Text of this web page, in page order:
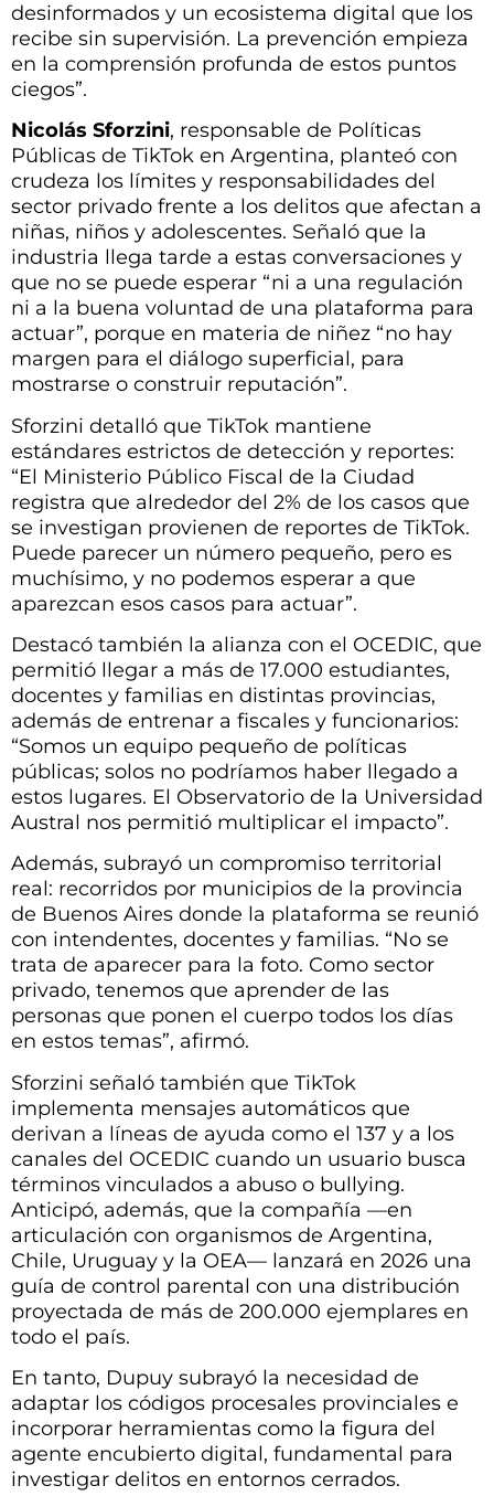
desinformados y un ecosistema digital que los
recibe sin supervisión. La prevención empieza
en la comprensión profunda de estos puntos
ciegos”.
Nicolás Sforzini, responsable de Políticas
Públicas de TikTok en Argentina, planteó con
crudeza los límites y responsabilidades del
sector privado frente a los delitos que afectan a
niñas, niños y adolescentes. Señaló que la
industria llega tarde a estas conversaciones y
que no se puede esperar “ni a una regulación
ni a la buena voluntad de una plataforma para
actuar”, porque en materia de niñez “no hay
margen para el diálogo superficial, para
mostrarse o construir reputación”.
Sforzini detalló que TikTok mantiene
estándares estrictos de detección y reportes:
“El Ministerio Público Fiscal de la Ciudad
registra que alrededor del 2% de los casos que
se investigan provienen de reportes de TikTok.
Puede parecer un número pequeño, pero es
muchísimo, y no podemos esperar a que
aparezcan esos casos para actuar”.
Destacó también la alianza con el OCEDIC, que
permitió llegar a más de 17.000 estudiantes,
docentes y familias en distintas provincias,
además de entrenar a fiscales y funcionarios:
“Somos un equipo pequeño de políticas
públicas; solos no podríamos haber llegado a
estos lugares. El Observatorio de la Universidad
Austral nos permitió multiplicar el impacto”.
Además, subrayó un compromiso territorial
real: recorridos por municipios de la provincia
de Buenos Aires donde la plataforma se reunió
con intendentes, docentes y familias. “No se
trata de aparecer para la foto. Como sector
privado, tenemos que aprender de las
personas que ponen el cuerpo todos los días
en estos temas”, afirmó.
Sforzini señaló también que TikTok
implementa mensajes automáticos que
derivan a líneas de ayuda como el 137 y a los
canales del OCEDIC cuando un usuario busca
términos vinculados a abuso o bullying.
Anticipó, además, que la compañía —en
articulación con organismos de Argentina,
Chile, Uruguay y la OEA— lanzará en 2026 una
guía de control parental con una distribución
proyectada de más de 200.000 ejemplares en
todo el país.
En tanto, Dupuy subrayó la necesidad de
adaptar los códigos procesales provinciales e
incorporar herramientas como la figura del
agente encubierto digital, fundamental para
investigar delitos en entornos cerrados.